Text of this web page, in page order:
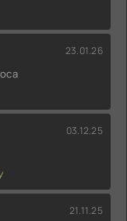
23.01.26
03.12.25
21.11.25